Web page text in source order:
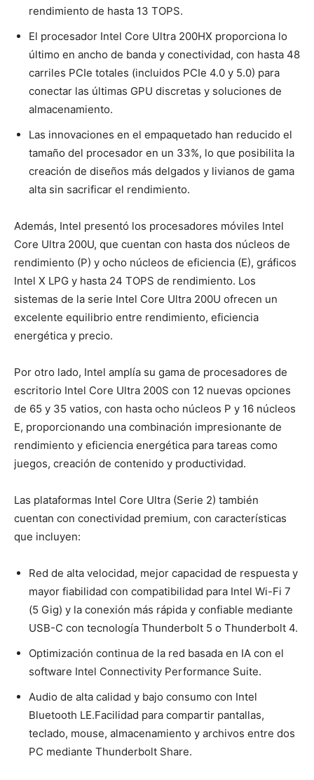
rendimiento de hasta 13 TOPS.
El procesador Intel Core Ultra 200HX proporciona lo
último en ancho de banda y conectividad, con hasta 48
carriles PCIe totales (incluidos PCIe 4.0 y 5.0) para
conectar las últimas GPU discretas y soluciones de
almacenamiento.
Las innovaciones en el empaquetado han reducido el
tamaño del procesador en un 33%, lo que posibilita la
creación de diseños más delgados y livianos de gama
alta sin sacrificar el rendimiento.
Además, Intel presentó los procesadores móviles Intel
Core Ultra 200U, que cuentan con hasta dos núcleos de
rendimiento (P) y ocho núcleos de eficiencia (E), gráficos
Intel X LPG y hasta 24 TOPS de rendimiento. Los
sistemas de la serie Intel Core Ultra 200U ofrecen un
excelente equilibrio entre rendimiento, eficiencia
energética y precio.
Por otro lado, Intel amplía su gama de procesadores de
escritorio Intel Core Ultra 200S con 12 nuevas opciones
de 65 y 35 vatios, con hasta ocho núcleos P y 16 núcleos
E, proporcionando una combinación impresionante de
rendimiento y eficiencia energética para tareas como
juegos, creación de contenido y productividad.
Las plataformas Intel Core Ultra (Serie 2) también
cuentan con conectividad premium, con características
que incluyen:
Red de alta velocidad, mejor capacidad de respuesta y
mayor fiabilidad con compatibilidad para Intel Wi-Fi 7
(5 Gig) y la conexión más rápida y confiable mediante
USB-C con tecnología Thunderbolt 5 o Thunderbolt 4.
Optimización continua de la red basada en IA con el
software Intel Connectivity Performance Suite.
Audio de alta calidad y bajo consumo con Intel
Bluetooth LE.Facilidad para compartir pantallas,
teclado, mouse, almacenamiento y archivos entre dos
PC mediante Thunderbolt Share.